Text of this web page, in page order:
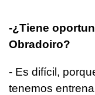
-¿Tiene
Obradoiro?
- Es difícil,
tenemos